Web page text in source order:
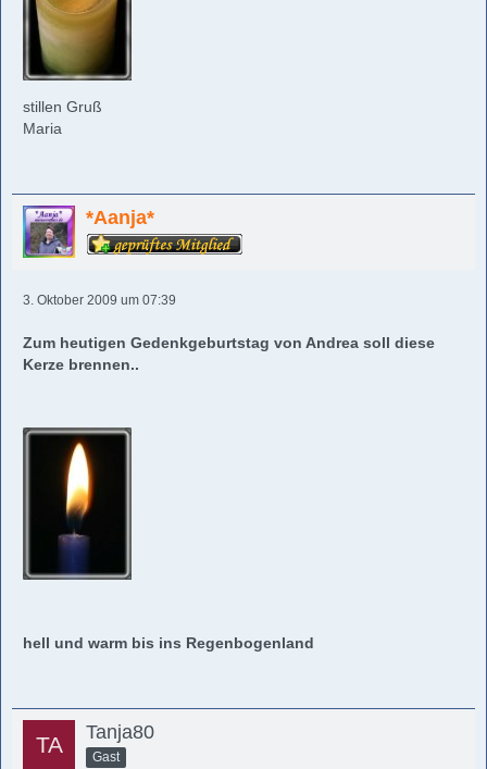
stillen Gruß
Maria
*Aanja*
3. Oktober 2009 um 07:39
Zum heutigen Gedenkgeburtstag von Andrea soll diese
Kerze brennen..
hell und warm bis ins Regenbogenland
Tanja80
Gast